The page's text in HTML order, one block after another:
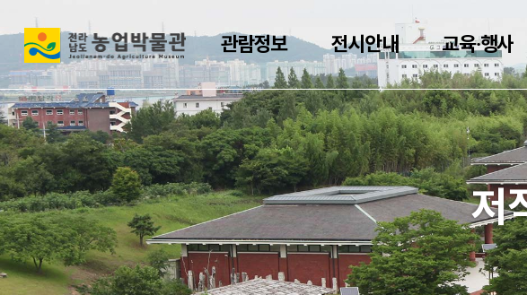
전
남
광
주
통
합
특
별
시
농
관람정보 전시안내 교육·행사
저